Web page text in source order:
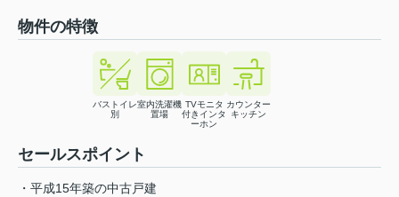
物件の特徴
バストイレ
別
室内洗濯機
置場
TVモニタ
付きインタ
ーホン
カウンター
キッチン
セールスポイント
・平成15年築の中古戸建